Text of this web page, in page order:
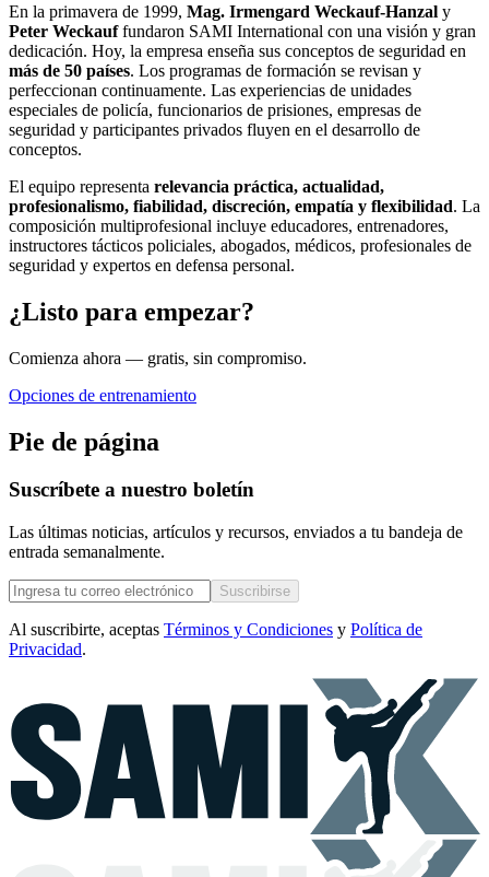
En la primavera de 1999, Mag. Irmengard Weckauf-Hanzal y
Peter Weckauffundaron SAMI International con una visión y gran
dedicación. Hoy, la empresa enseña sus conceptos de seguridad en
más de 50 países. Los programas de formación se revisan y
perfeccionan continuamente. Las experiencias de unidades
especiales de policía, funcionarios de prisiones, empresas de
seguridad y participantes privados fluyen en el desarrollo de
conceptos.
El equipo representa relevancia práctica, actualidad,
profesionalismo, fiabilidad, discreción, empatía y flexibilidad. La
composición multiprofesional incluye educadores, entrenadores,
instructores tácticos policiales, abogados, médicos, profesionales de
seguridad y expertos en defensa personal.
¿Listo para empezar?
Comienza ahora — gratis, sin compromiso.
Opciones de entrenamiento
Pie de página
Suscríbete a nuestro boletín
Las últimas noticias, artículos y recursos, enviados a tu bandeja de
entrada semanalmente.
Suscribirse
Al suscribirte, aceptas Términos y Condiciones y Política de
Privacidad.